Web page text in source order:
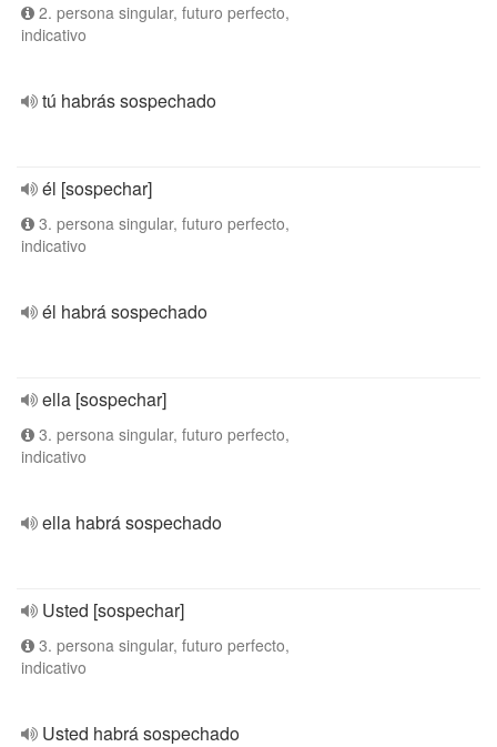
2. persona singular, futuro perfecto,
indicativo
tú habrás sospechado
él [sospechar]
3. persona singular, futuro perfecto,
indicativo
él habrá sospechado
ella [sospechar]
3. persona singular, futuro perfecto,
indicativo
ella habrá sospechado
Usted [sospechar]
3. persona singular, futuro perfecto,
indicativo
Usted habrá sospechado